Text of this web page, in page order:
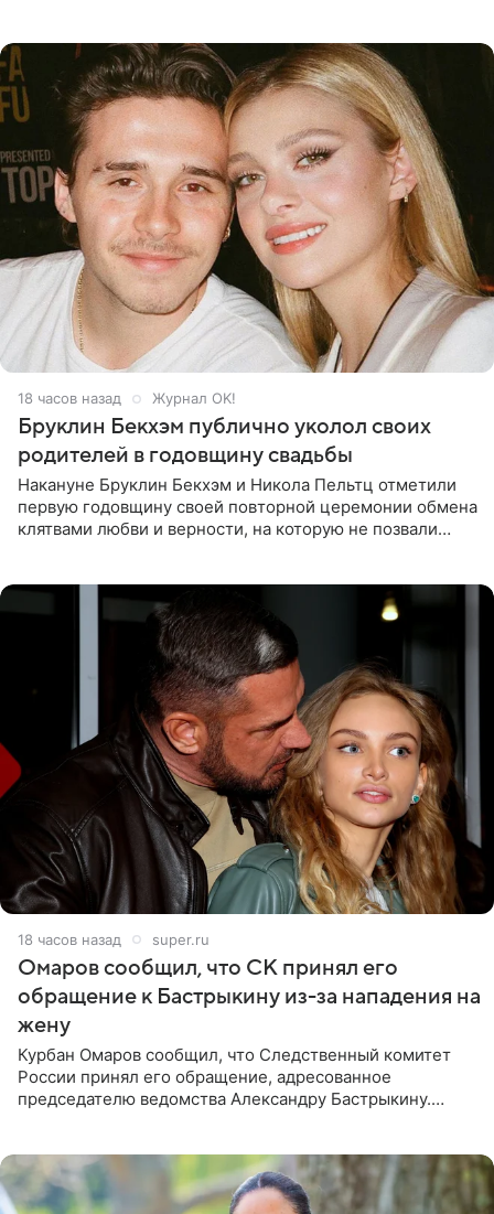
18 часов назад Журнал OK!
Бруклин Бекхэм публично уколол своих
родителей в годовщину свадьбы
Накануне Бруклин Бекхэм и Никола Пельтц отметили
первую годовщину своей повторной церемонии обмена
клятвами любви и верности, на которую не позвали
18 часов назад super.ru
Омаров сообщил, что СК принял его
обращение к Бастрыкину из-за нападения на
жену
Курбан Омаров сообщил, что Следственный комитет
России принял его обращение, адресованное
председателю ведомства Александру Бастрыкину.